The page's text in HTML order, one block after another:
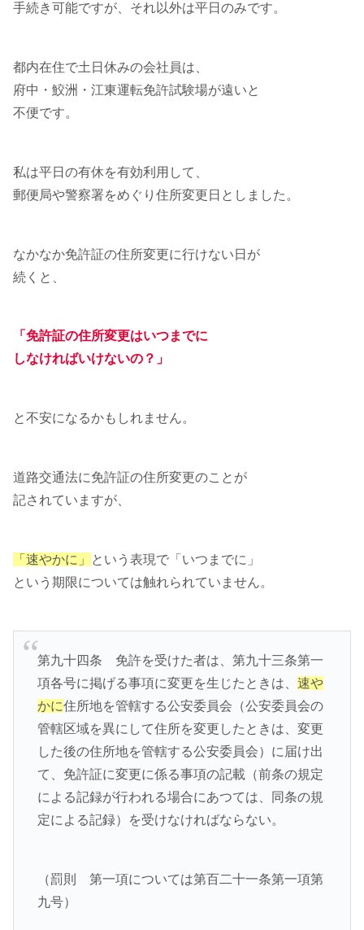
手続き可能ですが、それ以外は平日のみです。
都内在住で土日休みの会社員は、
府中・鮫洲・江東運転免許試験場が遠いと
不便です。
私は平日の有休を有効利用して、
郵便局や警察署をめぐり住所変更日としました。
なかなか免許証の住所変更に行けない日が
続くと、
「免許証の住所変更はいつまでに
しなければいけないの？」
と不安になるかもしれません。
道路交通法に免許証の住所変更のことが
記されていますが、
「速やかに」
という表現で「いつまでに」
という期限については触れられていません。
第九十四条 免許を受けた者は、第九十三条第一
項各号に掲げる事項に変更を生じたときは、 速や
かに住所地を管轄する公安委員会（公安委員会の
管轄区域を異にして住所を変更したときは、変更
した後の住所地を管轄する公安委員会）に届け出
て、免許証に変更に係る事項の記載（前条の規定
による記録が行われる場合にあつては、同条の規
定による記録）を受けなければならない。
（罰則 第一項については第百二十一条第一項第
九号）